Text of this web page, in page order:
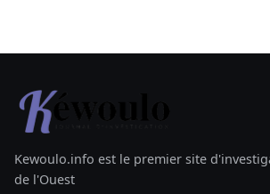
Kewoulo.info est le premier site
de l'Ouest